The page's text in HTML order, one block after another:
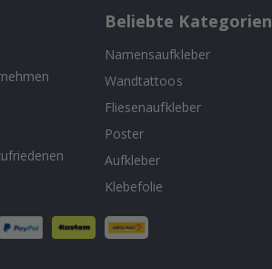
Beliebte Kategorien
Namensaufkleber
Wandtattoos
Fliesenaufkleber
Poster
Aufkleber
Klebefolie